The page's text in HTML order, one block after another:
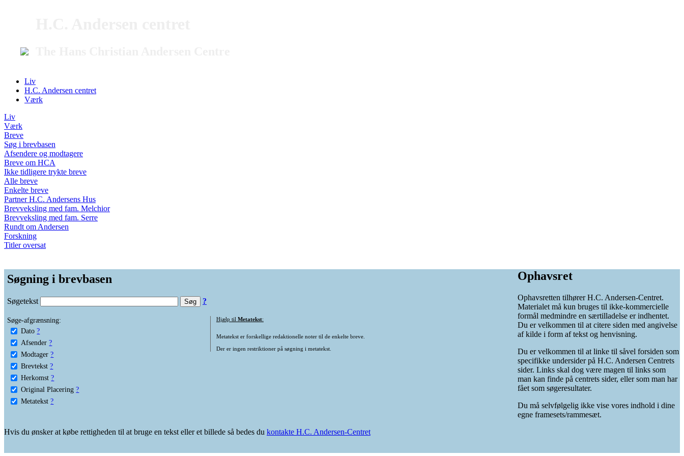
Liv
H.C. Andersen centret
Værk
Liv
Værk
Breve
Søg i brevbasen
Afsendere og modtagere
Breve om HCA
Ikke tidligere trykte breve
Alle breve
Enkelte breve
Partner H.C. Andersens Hus
Brevveksling med fam. Melchior
Brevveksling med fam. Serre
Rundt om Andersen
Forskning
Titler oversat
Søgning i brevbasen
Søgetekst ?
Søge-afgrænsning:
Dato ?
Afsender ?
Modtager ?
Brevtekst ?
Herkomst ?
Original Placering ?
Metatekst ?
Hjælp til Metatekst:
Metatekst er forskellige redaktionelle noter til de enkelte breve.
Der er ingen restriktioner på søgning i metatekst.
Ophavsret
Ophavsretten tilhører H.C. Andersen-Centret.
Materialet må kun bruges til ikke-kommercielle
formål medmindre en særtilladelse er indhentet.
Du er velkommen til at citere siden med angivelse
af kilde i form af tekst og henvisning.
Du er velkommen til at linke til såvel forsiden som
specifikke undersider på H.C. Andersen Centrets
sider. Links skal dog være magen til links som
man kan finde på centrets sider, eller som man har
fået som søgeresultater.
Du må selvfølgelig ikke vise vores indhold i dine
egne framesets/rammesæt.
Hvis du ønsker at købe rettigheden til at bruge en tekst eller et billede så bedes du kontakte H.C. Andersen-Centret